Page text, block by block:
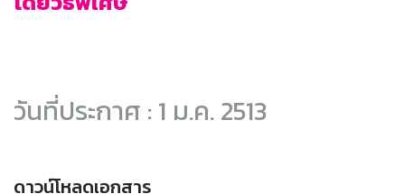
วันที่ประกาศ : 1 ม.ค. 2513
ดาวน์โหลดเอกสาร